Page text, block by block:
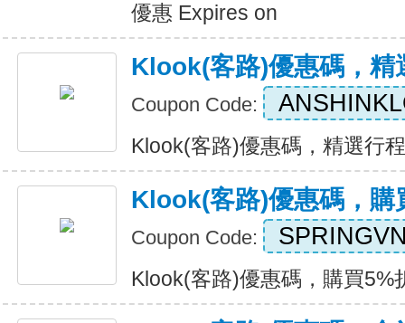
優惠 Expires on
Klook(客路)優惠碼，精
Coupon Code:
Klook(客路)優惠碼，精選行
Klook(客路)優惠碼，購
Coupon Code:
Klook(客路)優惠碼，購買5%